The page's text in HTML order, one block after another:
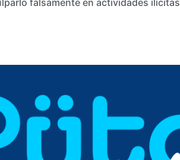
falsamente en actividades ilícitas